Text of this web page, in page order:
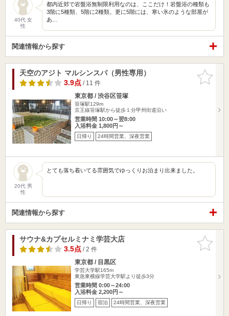
40代 女
性
都内近郊で岩盤浴無制限利用なのは、ここだけ！岩盤浴の種類も
3階に5種類、5階に2種類。更に5階には、寒い氷のような部屋が
あ…
関連情報から探す
お気に入
りに追加
天空のアジト マルシンスパ（男性専用）
3.9点/ 11 件
東京都 / 渋谷区笹塚
笹塚駅129m
京王線笹塚駅から徒歩１分甲州街道沿い
営業時間 10:00～翌8:00
入浴料金 1,800円～
日帰り 24時間営業、深夜営業
20代 男
性
とても落ち着いてる雰囲気でゆっくりお泊まり出来ました。
関連情報から探す
お気に入
りに追加
サウナ&カプセルミナミ学芸大店
3.5点/ 2 件
東京都 / 目黒区
学芸大学駅165m
東急東横線学芸大学駅より徒歩3分
営業時間 0:00～24:00
入浴料金 2,200円～
日帰り 宿泊 24時間営業、深夜営業